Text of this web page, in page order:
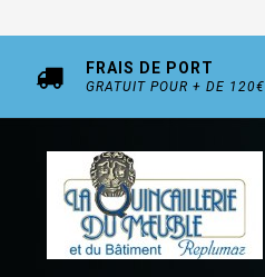
FRAIS DE PORT
GRATUIT POUR + DE 120€